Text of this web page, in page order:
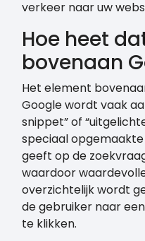
verkeer naar uw
Hoe heet
bovenaan
Het element
Google wordt vaak
snippet” of
speciaal
geeft op de
waardoor
overzichtelijk wordt
de gebruiker naar
te klikken.